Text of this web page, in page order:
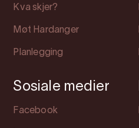
Kva skjer?
Møt Hardanger
Planlegging
Sosiale medier
Facebook